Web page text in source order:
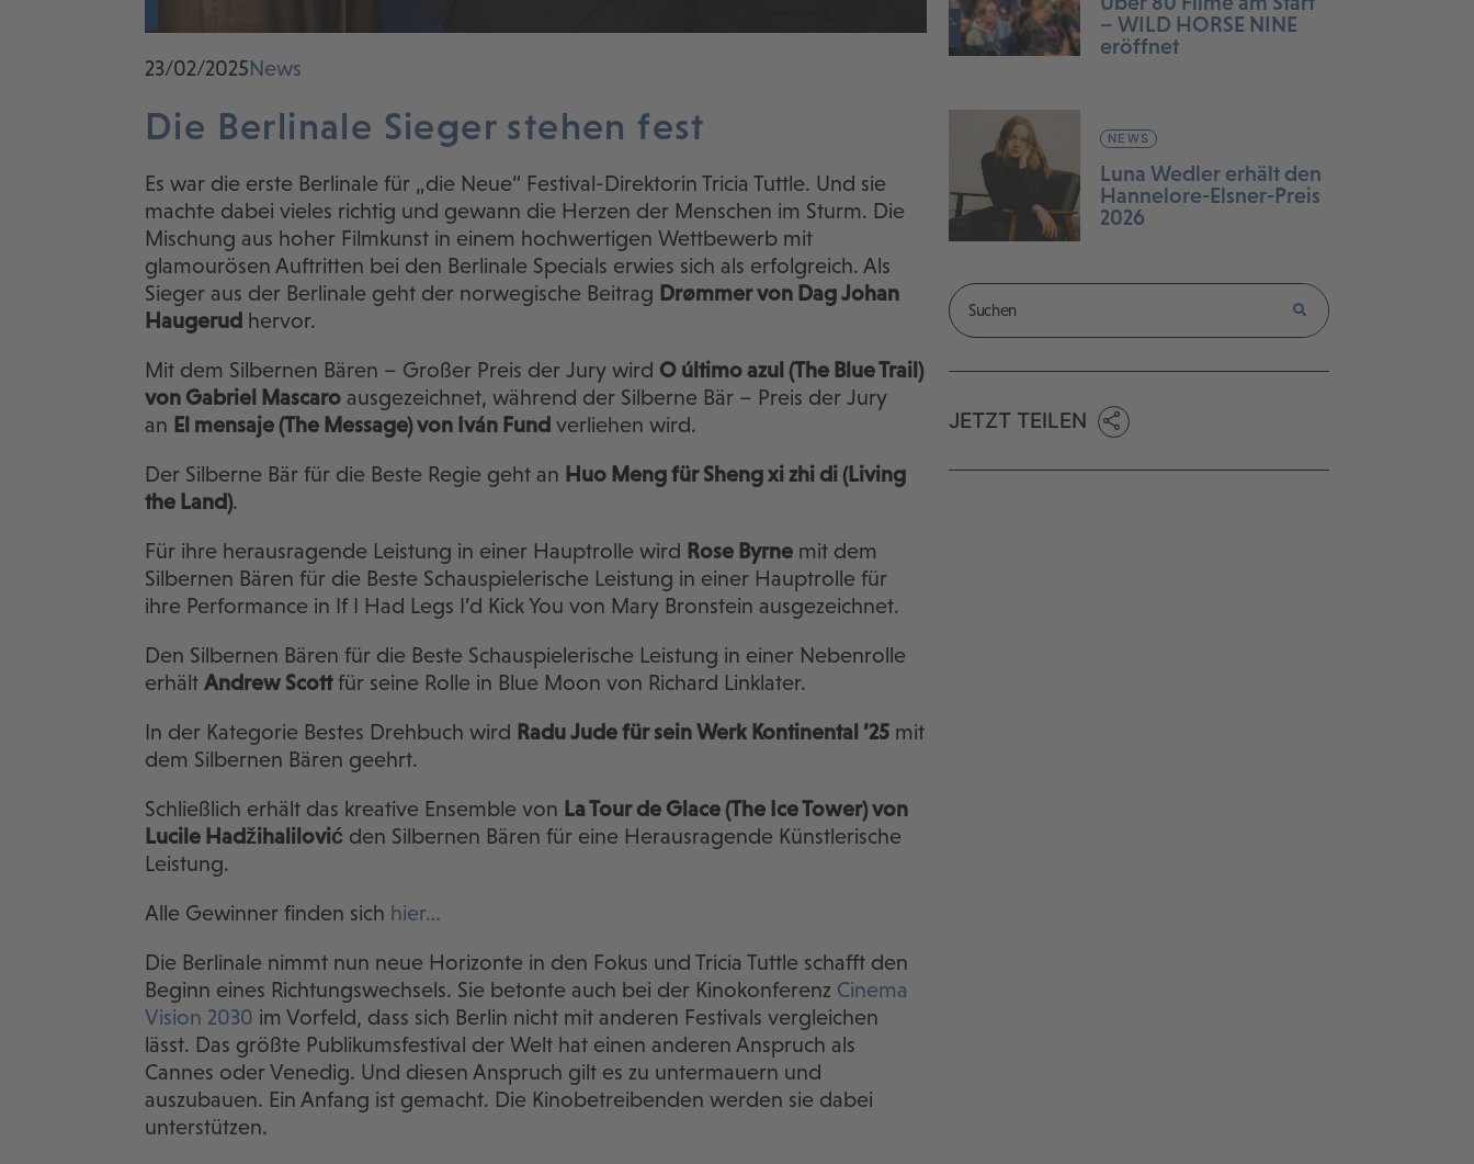
23/02/2025News
Die Berlinale Sieger stehen fest
Es war die erste Berlinale für „die Neue“ Festival-Direktorin Tricia Tuttle. Und sie
machte dabei vieles richtig und gewann die Herzen der Menschen im Sturm. Die
Mischung aus hoher Filmkunst in einem hochwertigen Wettbewerb mit
glamourösen Auftritten bei den Berlinale Specials erwies sich als erfolgreich. Als
Sieger aus der Berlinale geht der norwegische Beitrag Drømmer von Dag Johan
Haugerud hervor.
Mit dem Silbernen Bären – Großer Preis der Jury wird O último azul (The Blue Trail)
von Gabriel Mascaro ausgezeichnet, während der Silberne Bär – Preis der Jury
an El mensaje (The Message) von Iván Fund verliehen wird.
Der Silberne Bär für die Beste Regie geht an Huo Meng für Sheng xi zhi di (Living
the Land).
Für ihre herausragende Leistung in einer Hauptrolle wird Rose Byrne mit dem
Silbernen Bären für die Beste Schauspielerische Leistung in einer Hauptrolle für
ihre Performance in If I Had Legs I’d Kick You von Mary Bronstein ausgezeichnet.
Den Silbernen Bären für die Beste Schauspielerische Leistung in einer Nebenrolle
erhält Andrew Scottfür seine Rolle in Blue Moon von Richard Linklater.
In der Kategorie Bestes Drehbuch wird Radu Jude für sein Werk Kontinental ’25 mit
dem Silbernen Bären geehrt.
Schließlich erhält das kreative Ensemble von La Tour de Glace (The Ice Tower) von
Lucile Hadžihalilović den Silbernen Bären für eine Herausragende Künstlerische
Leistung.
Alle Gewinner finden sich hier…
Die Berlinale nimmt nun neue Horizonte in den Fokus und Tricia Tuttle schafft den
Beginn eines Richtungswechsels. Sie betonte auch bei der Kinokonferenz Cinema
Vision 2030 im Vorfeld, dass sich Berlin nicht mit anderen Festivals vergleichen
lässt. Das größte Publikumsfestival der Welt hat einen anderen Anspruch als
Cannes oder Venedig. Und diesen Anspruch gilt es zu untermauern und
auszubauen. Ein Anfang ist gemacht. Die Kinobetreibenden werden sie dabei
unterstützen.
– WILD HORSE NINE
eröffnet
NEWS
Luna Wedler erhält den
Hannelore-Elsner-Preis
2026
JETZT TEILEN